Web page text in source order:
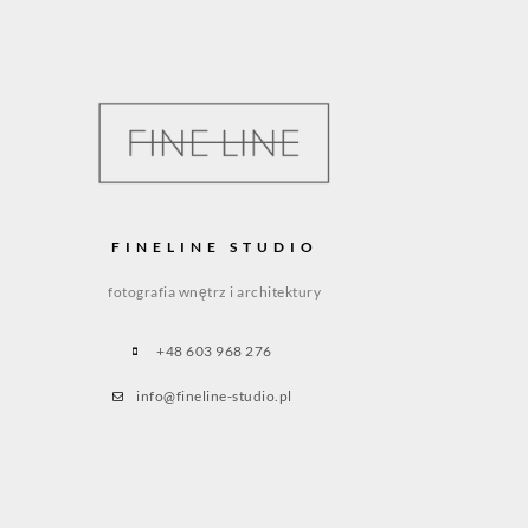
FINELINE STUDIO
fotografia wnętrz i architektury
+48 603 968 276
info@fineline-studio.pl